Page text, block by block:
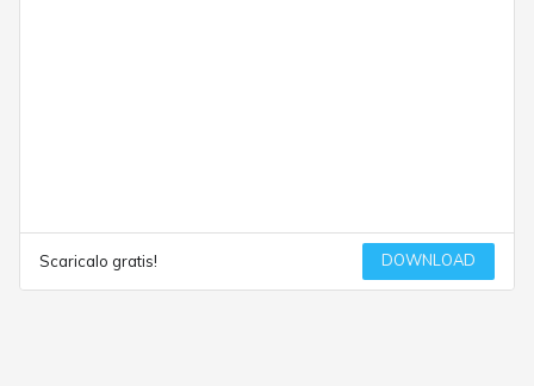
Scaricalo gratis! DOWNLOAD